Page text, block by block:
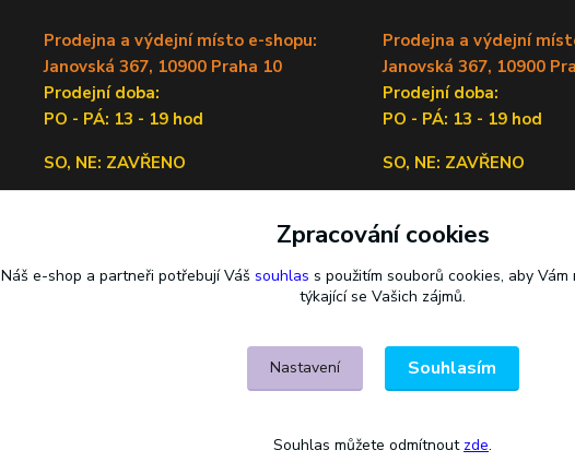
Prodejna a výdejní místo e-shopu:
Janovská 367, 10900 Praha 10
Prodejní doba:
PO - PÁ: 13 - 19 hod
SO, NE: ZAVŘENO
Prodejna a výdejní
Janovská 367, 10900
Prodejní doba:
PO - PÁ: 13 - 19 hod
SO, NE: ZAVŘENO
Lečkova 1519/9, 14900
Zpracování cookies
Náš e-shop a partneři potřebují Váš souhlas s použitím souborů cookies, aby
týkající se Vašich zájmů.
Nastavení Souhlasím
Souhlas můžete odmítnout zde.